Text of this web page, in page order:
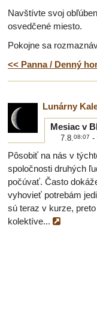
Navštívte svoj
osvedčené miesto.
Pokojne sa
<< Panna / Denný
Lunárny
Mesiac v
7.8.08:07 -
Pôsobiť na nás v
spoločnosti druhých
počúvať. Často
vyhovieť potrebám
sú teraz v kurze,
kolektíve...